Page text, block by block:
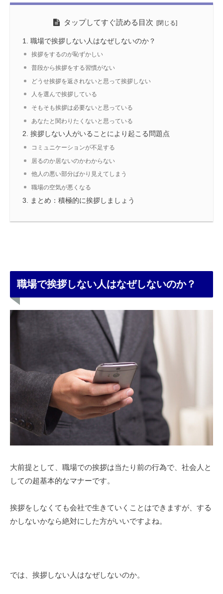
タップしてすぐ読める目次
職場で挨拶しない人はなぜしないのか？
挨拶をするのが恥ずかしい
普段から挨拶をする習慣がない
どうせ挨拶を返されないと思って挨拶しない
人を選んで挨拶している
そもそも挨拶は必要ないと思っている
あなたと関わりたくないと思っている
挨拶しない人がいることにより起こる問題点
コミュニケーションが不足する
居るのか居ないのかわからない
他人の悪い部分ばかり見えてしまう
職場の空気が悪くなる
まとめ：積極的に挨拶しましょう
職場で挨拶しない人はなぜしないのか？
大前提として、職場での挨拶は当たり前の行為で、社会人と
しての超基本的なマナーです。
挨拶をしなくても会社で生きていくことはできますが、する
かしないかなら絶対にした方がいいですよね。
では、挨拶しない人はなぜしないのか。